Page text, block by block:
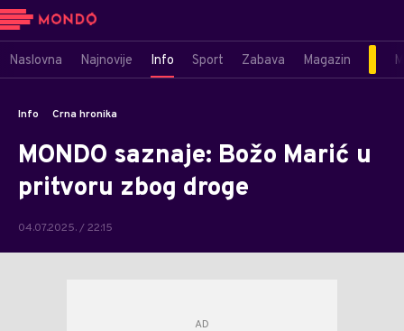
Naslovna Najnovije Info Sport Zabava Magazin
Info Crna hronika
MONDO saznaje: Božo Marić u
pritvoru zbog droge
04.07.2025. / 22:15